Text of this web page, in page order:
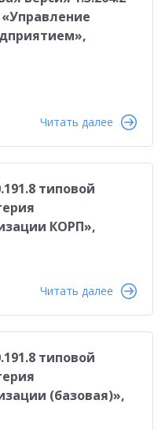
Читать далее
типовой
КОРП»,
Читать далее
типовой
(базовая)»,